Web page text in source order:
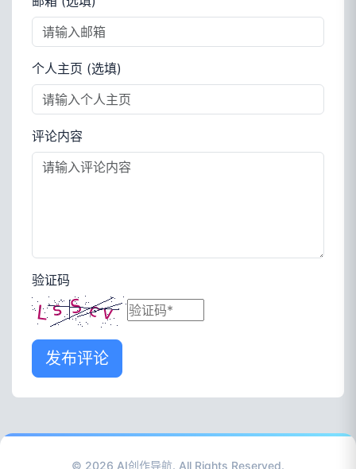
个人主页 (选填)
评论内容
验证码
发布评论
© 2026 AI创作导航. All Rights Reserved.